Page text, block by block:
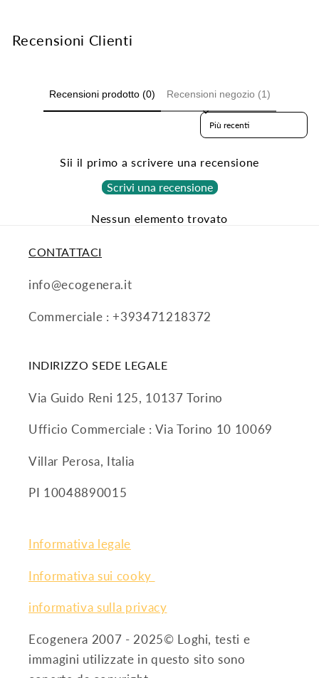
Recensioni Clienti
Recensioni prodotto (0) Recensioni negozio (1)
Sort reviews by
Sii il primo a scrivere una recensione
Scrivi una recensione
Nessun elemento trovato
CONTATTACI
info@ecogenera.it
Commerciale : +393471218372
INDIRIZZO SEDE LEGALE
Via Guido Reni 125, 10137 Torino
Ufficio Commerciale : Via Torino 10 10069
Villar Perosa, Italia
PI 10048890015
Informativa legale
Informativa sui cooky
informativa sulla privacy
Ecogenera 2007 - 2025© Loghi, testi e
immagini utilizzate in questo sito sono